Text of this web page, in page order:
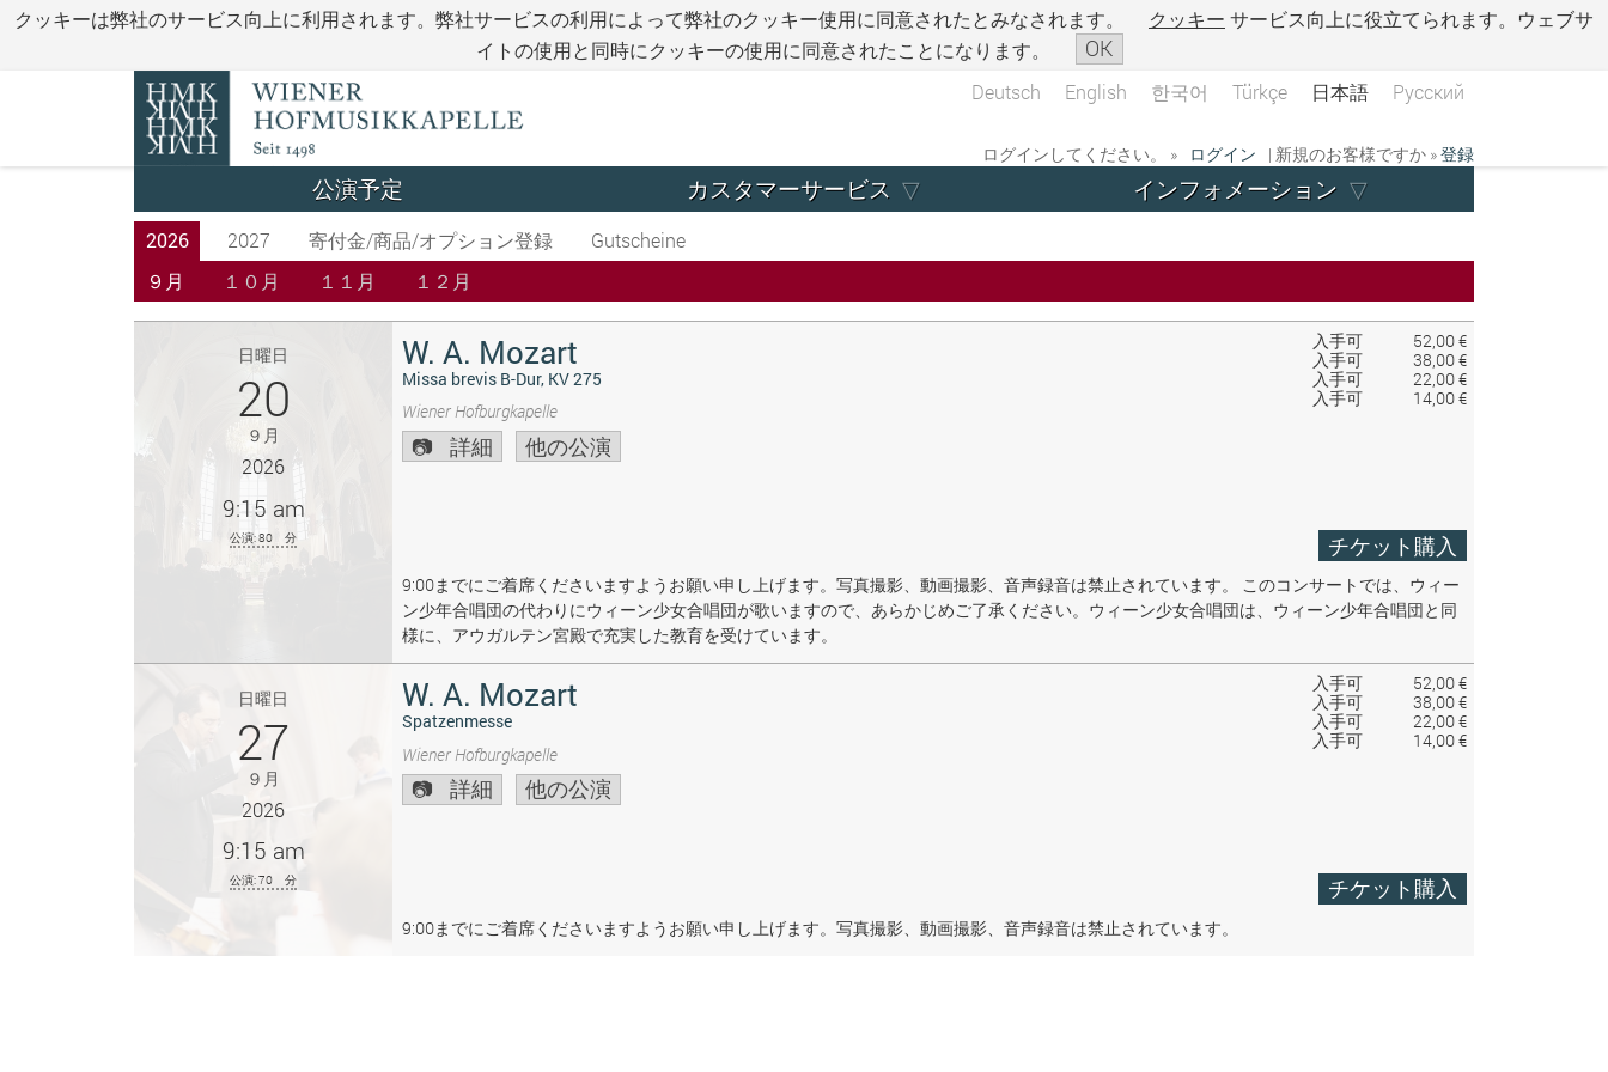
クッキーは弊社のサービス向上に利用されます。弊社サービスの利用によって弊社のクッキー使用に同意されたとみなされます。 クッキー サービス向上に役立てられます。ウェブサ
イトの使用と同時にクッキーの使用に同意されたことになります。
OK
Deutsch English 한국어 Türkçe 日本語 Русский
ログインしてください。 » ログイン | 新規のお客様ですか »登録
公演予定 カスタマーサービス インフォメーション
2026 2027 寄付金/商品/オプション登録
Gutscheine
９月
１０月 １１月 １２月
入手可
52,00 €
入手可
38,00 €
入手可
22,00 €
入手可
14,00 €
日曜日
20
９月
2026
9:15 am
公演: 80 分
W. A. Mozart
Missa brevis B-Dur, KV 275
Wiener Hofburgkapelle
詳細 他の公演
チケット購入
9:00までにご着席くださいますようお願い申し上げます。写真撮影、動画撮影、音声録音は禁止されています。 このコンサートでは、ウィー
ン少年合唱団の代わりにウィーン少女合唱団が歌いますので、あらかじめご了承ください。ウィーン少女合唱団は、ウィーン少年合唱団と同
様に、アウガルテン宮殿で充実した教育を受けています。
入手可
52,00 €
入手可
38,00 €
入手可
22,00 €
入手可
14,00 €
日曜日
27
９月
2026
9:15 am
公演: 70 分
W. A. Mozart
Spatzenmesse
Wiener Hofburgkapelle
詳細 他の公演
チケット購入
9:00までにご着席くださいますようお願い申し上げます。写真撮影、動画撮影、音声録音は禁止されています。